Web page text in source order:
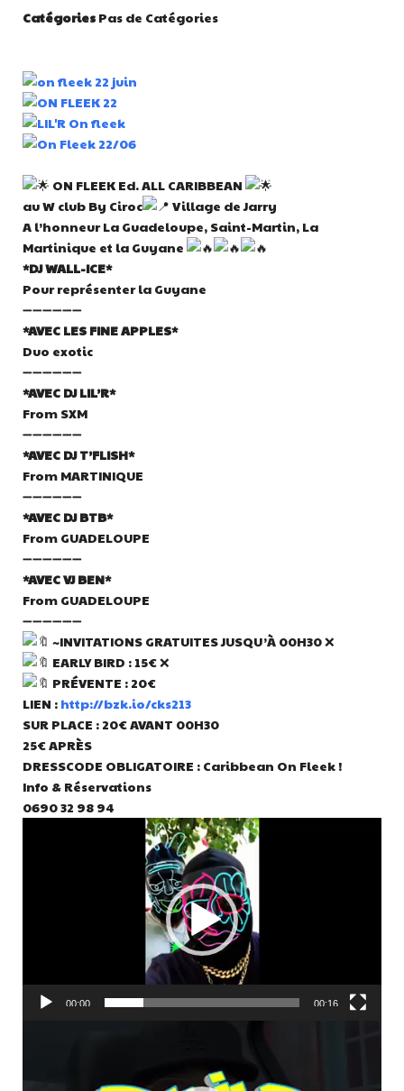
Catégories Pas de Catégories
ON FLEEK Ed. ALL CARIBBEAN
au W club By Ciroc
Village de Jarry
A l’honneur La Guadeloupe, Saint-Martin, La
Martinique et la Guyane
*DJ WALL-ICE*
Pour représenter la Guyane
➖➖➖➖➖➖
*AVEC LES FINE APPLES*
Duo exotic
➖➖➖➖➖➖
*AVEC DJ LIL’R*
From SXM
➖➖➖➖➖➖
*AVEC DJ T’FLISH*
From MARTINIQUE
➖➖➖➖➖➖
*AVEC DJ BTB*
From GUADELOUPE
➖➖➖➖➖➖
*AVEC VJ BEN*
From GUADELOUPE
➖➖➖➖➖➖
~INVITATIONS GRATUITES JUSQU’À 00H30 ❌
EARLY BIRD : 15€ ❌
PRÉVENTE : 20€
LIEN : http://bzk.io/cks213
SUR PLACE : 20€ AVANT 00H30
25€ APRÈS
DRESSCODE OBLIGATOIRE : Caribbean On Fleek !
Info & Réservations
0690 32 98 94
00:00 00:16